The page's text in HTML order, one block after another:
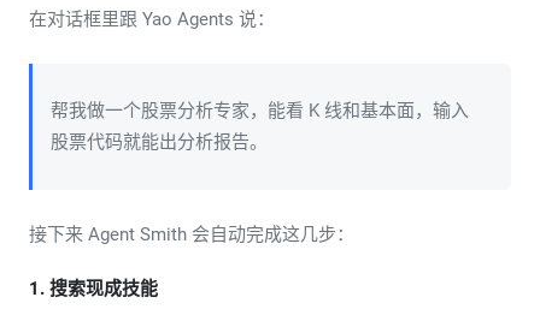
在对话框里跟 Yao Agents 说：
帮我做一个股票分析专家，能看 K 线和基本面，输入
股票代码就能出分析报告。
接下来 Agent Smith 会自动完成这几步：
1. 搜索现成技能